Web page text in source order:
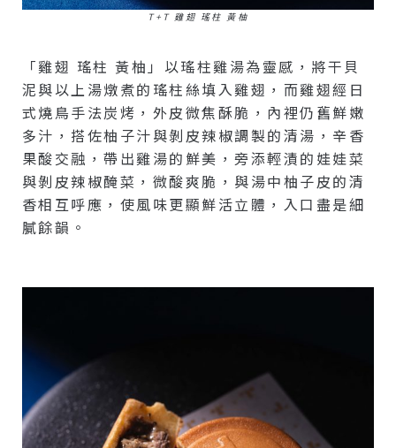
T+T 雞翅 瑤柱 黃柚
「雞翅 瑤柱 黃柚」以瑤柱雞湯為靈感，將干貝
泥與以上湯燉煮的瑤柱絲填入雞翅，而雞翅經日
式燒鳥手法炭烤，外皮微焦酥脆，內裡仍舊鮮嫩
多汁，搭佐柚子汁與剝皮辣椒調製的清湯，辛香
果酸交融，帶出雞湯的鮮美，旁添輕漬的娃娃菜
與剝皮辣椒醃菜，微酸爽脆，與湯中柚子皮的清
香相互呼應，使風味更顯鮮活立體，入口盡是細
膩餘韻。